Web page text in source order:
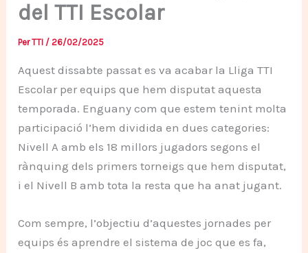
del TTI Escolar
Per TTI /26/02/2025
Aquest dissabte passat es va acabar la Lliga TTI
Escolar per equips que hem disputat aquesta
temporada. Enguany com que estem tenint molta
participació l’hem dividida en dues categories:
Nivell A amb els 18 millors jugadors segons el
rànquing dels primers torneigs que hem disputat,
i el Nivell B amb tota la resta que ha anat jugant.
Com sempre, l’objectiu d’aquestes jornades per
equips és aprendre el sistema de joc que es fa,